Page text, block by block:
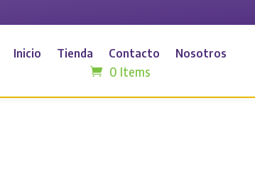
Inicio Tienda Contacto Nosotros
0 Items